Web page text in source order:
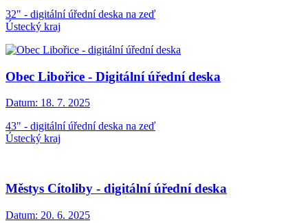
32" - digitální úřední deska na zeď
Ústecký kraj
Obec Libořice - Digitální úřední deska
Datum: 18. 7. 2025
43" - digitální úřední deska na zeď
Ústecký kraj
Městys Cítoliby - digitální úřední deska
Datum: 20. 6. 2025